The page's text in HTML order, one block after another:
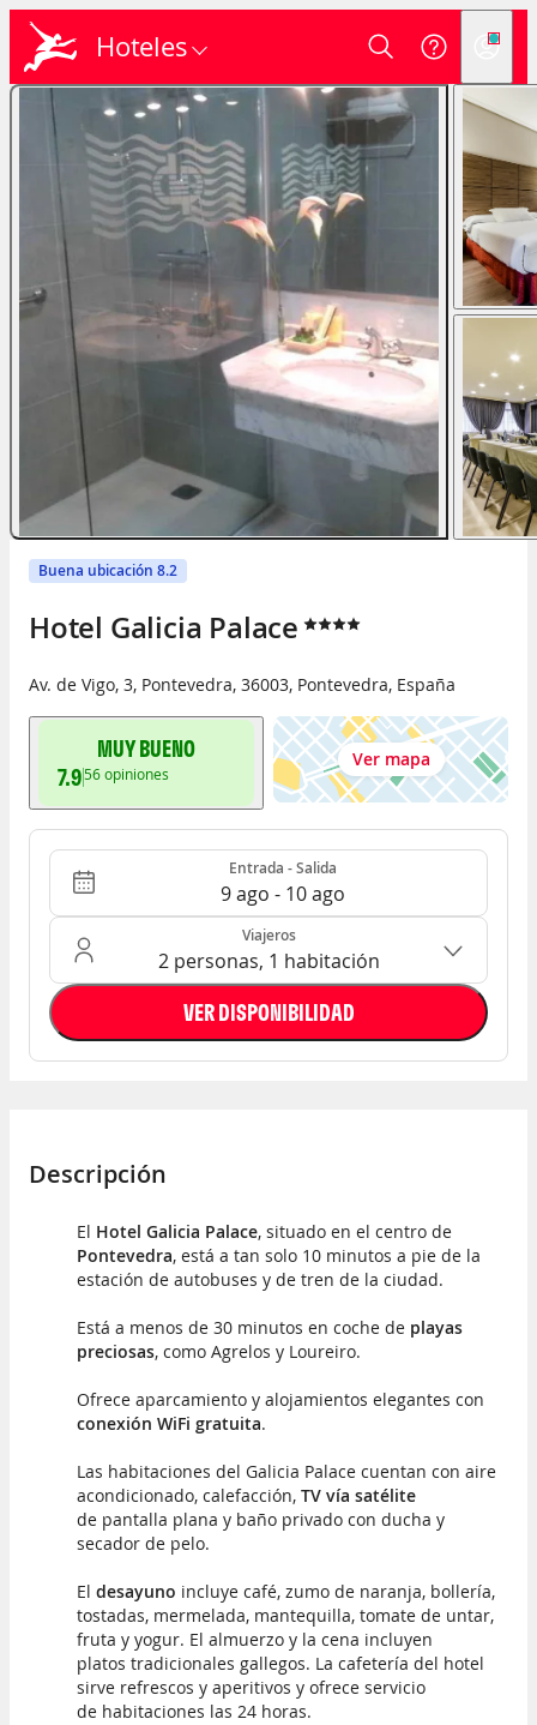
Hoteles
Buena ubicación 8.2
Hotel Galicia Palace
Av. de Vigo, 3, Pontevedra, 36003, Pontevedra, España
MUY BUENO
7.956opiniones
Ver mapa
Entrada - Salida Entrada - Salida
9 ago - 10 ago
Ocupación: 2 personas, 1 habitación
Viajeros
2 personas, 1 habitación
VER DISPONIBILIDAD
Descripción
El Hotel Galicia Palace, situado en el centro de
Pontevedra, está a tan solo 10 minutos a pie de la
estación de autobuses y de tren de la ciudad.
Está a menos de 30 minutos en coche de playas
preciosas, como Agrelos y Loureiro.
Ofrece aparcamiento y alojamientos elegantes con
conexión WiFi gratuita.
Las habitaciones del Galicia Palace cuentan con aire
acondicionado, calefacción, TV vía satélite
de pantalla plana y baño privado con ducha y
secador de pelo.
El desayuno incluye café, zumo de naranja, bollería,
tostadas, mermelada, mantequilla, tomate de untar,
fruta y yogur. El almuerzo y la cena incluyen
platos tradicionales gallegos. La cafetería del hotel
sirve refrescos y aperitivos y ofrece servicio
de habitaciones las 24 horas.